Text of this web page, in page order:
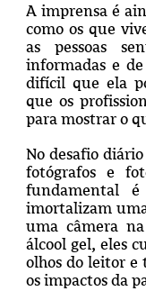
A imprensa é
como os que
as pessoas
informadas e
difícil que ela
que os
para mostrar o
No desafio
fotógrafos e
fundamental
imortalizam
uma câmera
álcool gel, eles
olhos do leitor e
os impactos da